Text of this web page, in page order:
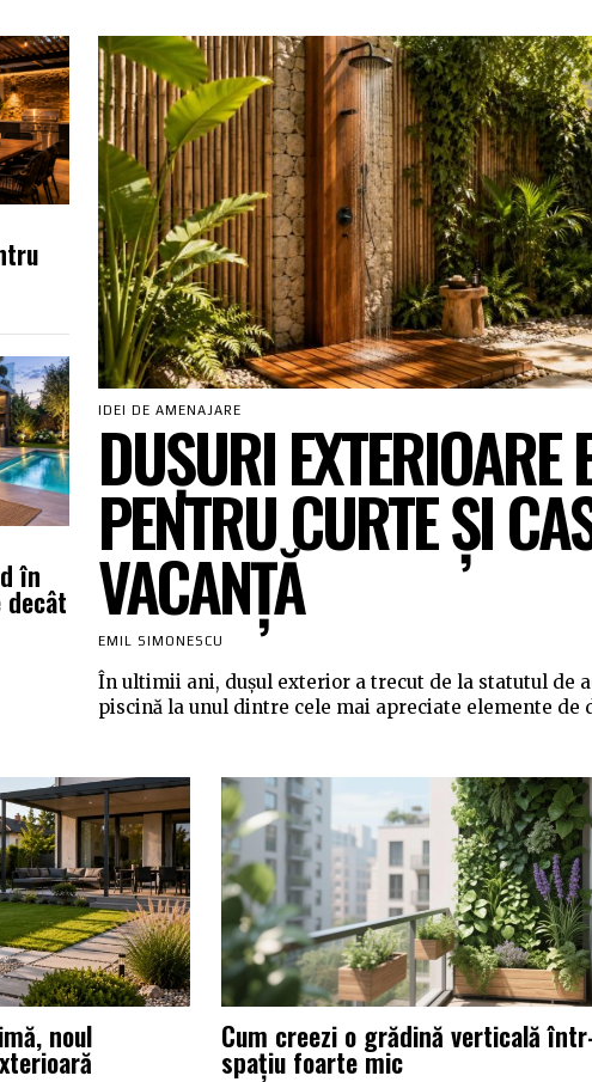
în
decât
IDEI DE AMENAJARE
DUȘURI EXTERIOARE
PENTRU CURTE ȘI
VACANȚĂ
EMIL SIMONESCU
În ultimii ani, dușul exterior a trecut de la statutul de
piscină la unul dintre cele mai apreciate elemente de
noul Cum creezi o grădină verticală
spațiu foarte mic